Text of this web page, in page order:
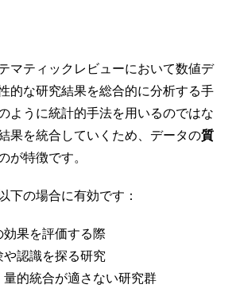
マティックレビューにおいて数値デ
的な研究結果を総合的に分析する手
ように統計的手法を用いるのではな
果を統合していくため、データの質
が特徴です。
下の場合に有効です：
効果を評価する際
認識を探る研究
量的統合が適さない研究群